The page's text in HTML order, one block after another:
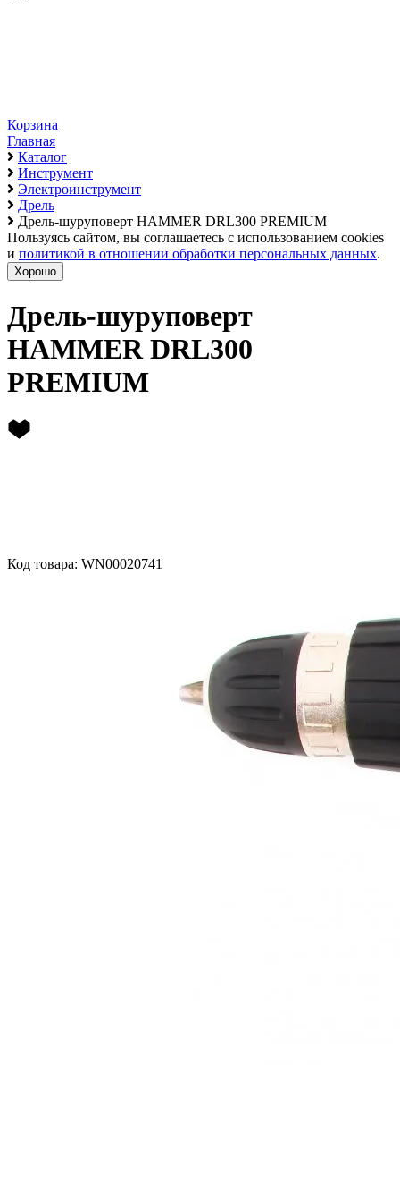
Корзина
Главная
Каталог
Инструмент
Электроинструмент
Дрель
Дрель-шуруповерт HAMMER DRL300 PREMIUM
Пользуясь сайтом, вы соглашаетесь с использованием cookies
и политикой в отношении обработки персональных данных.
Хорошо
Дрель-шуруповерт
HAMMER DRL300
PREMIUM
Код товара: WN00020741